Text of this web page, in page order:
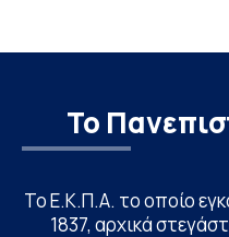
Το
Το Ε.Κ.Π.Α. το οποίο
1837, αρχικά